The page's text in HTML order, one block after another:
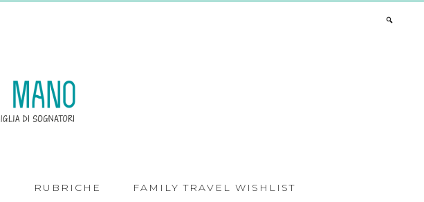
RUBRICHE FAMILY TRAVEL WISHLIST